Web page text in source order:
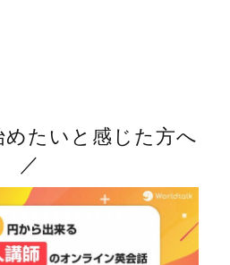
めたいと感じた方へ
／